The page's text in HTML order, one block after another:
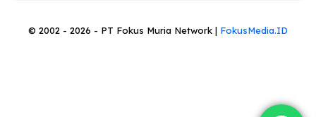
© 2002 - 2026 - PT Fokus Muria Network | FokusMedia.ID